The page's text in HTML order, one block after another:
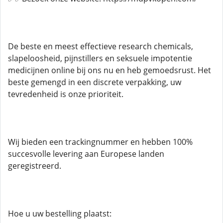
De beste en meest effectieve research chemicals,
slapeloosheid, pijnstillers en seksuele impotentie
medicijnen online bij ons nu en heb gemoedsrust. Het
beste gemengd in een discrete verpakking, uw
tevredenheid is onze prioriteit.
Wij bieden een trackingnummer en hebben 100%
succesvolle levering aan Europese landen
geregistreerd.
Hoe u uw bestelling plaatst: